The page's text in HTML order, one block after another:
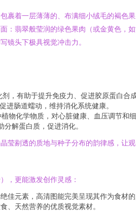
裹着一层薄薄的、布满细小绒毛的褐色
：翡翠般莹润的绿色果肉（或金黄色
镜头下极具视觉冲击力。
，有助于提升免疫力、促进胶原蛋白合成
进肠道蠕动，维持消化系统健康。
物化学物质，对心脏健康、血压调节和细
解蛋白质，促进消化。
剔透的质地与种子分布的韵律感，让
，更能激发创作灵感：
佳元素，高清图能完美呈现其作为食材的
、天然营养的优质视觉素材。